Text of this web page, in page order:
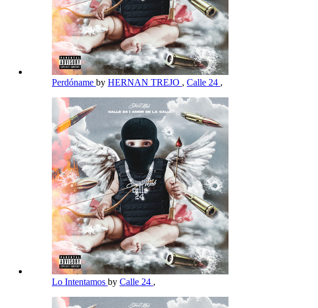
Perdóname by HERNAN TREJO , Calle 24 ,
Lo Intentamos by Calle 24 ,